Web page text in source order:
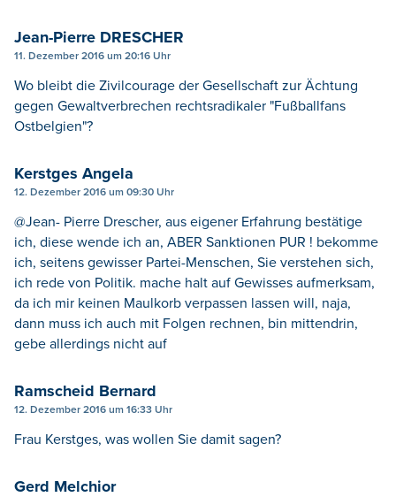
Jean-Pierre DRESCHER
11. Dezember 2016 um 20:16 Uhr
Wo bleibt die Zivilcourage der Gesellschaft zur Ächtung
gegen Gewaltverbrechen rechtsradikaler "Fußballfans
Ostbelgien"?
Kerstges Angela
12. Dezember 2016 um 09:30 Uhr
@Jean- Pierre Drescher, aus eigener Erfahrung bestätige
ich, diese wende ich an, ABER Sanktionen PUR ! bekomme
ich, seitens gewisser Partei-Menschen, Sie verstehen sich,
ich rede von Politik. mache halt auf Gewisses aufmerksam,
da ich mir keinen Maulkorb verpassen lassen will, naja,
dann muss ich auch mit Folgen rechnen, bin mittendrin,
gebe allerdings nicht auf
Ramscheid Bernard
12. Dezember 2016 um 16:33 Uhr
Frau Kerstges, was wollen Sie damit sagen?
Gerd Melchior